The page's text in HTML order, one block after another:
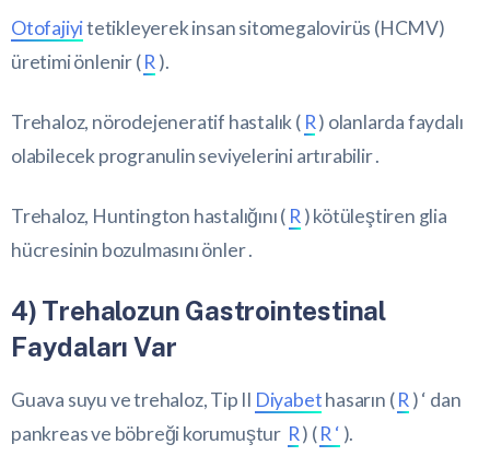
Otofajiyitetikleyerek insan sitomegalovirüs (HCMV)
üretimi önlenir (R ).
Trehaloz, nörodejeneratif hastalık ( R) olanlarda faydalı
olabilecek progranulin seviyelerini artırabilir .
Trehaloz, Huntington hastalığını ( R ) kötüleştiren glia
hücresinin bozulmasını önler .
4) Trehalozun Gastrointestinal
Faydaları Var
Guava suyu ve trehaloz, Tip II Diyabethasarın (R ) ‘ dan
pankreas ve böbreği korumuştur R) (R ‘ ).